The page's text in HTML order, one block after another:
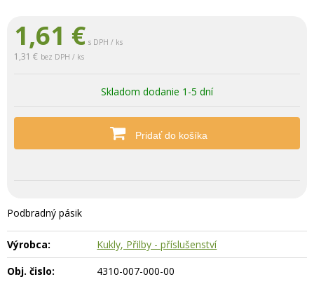
1,61 € s DPH / ks
1,31 € bez DPH / ks
Skladom dodanie 1-5 dní
Pridať do košíka
Podbradný pásik
Výrobca:
Kukly, Přilby - příslušenství
Obj. čislo:
4310-007-000-00